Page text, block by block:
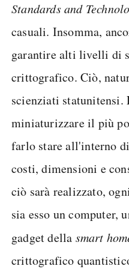
Standards and
casuali. Insomma,
garantire alti livelli di
crittografico. Ciò,
scienziati statunitensi.
miniaturizzare il più
farlo stare all'interno
costi, dimensioni e
ciò sarà realizzato,
sia esso un computer,
gadget della smart
crittografico